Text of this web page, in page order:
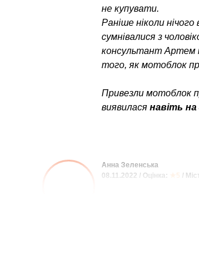
не купувати.
Раніше ніколи
сумнівалися з
консультант Артем
того, як мотоблок
Привезли мотоблок
виявилася навіть
Анна Зеленська
08.11.2022 / Оцінка: ★5 /